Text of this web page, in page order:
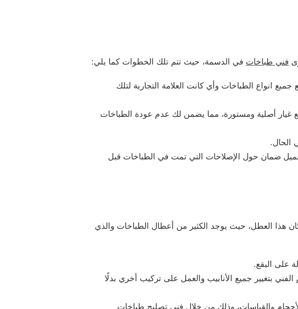
فني طباخات في الدسمة، حيث تتم تلك الخطوات كما يلي:
انواع الطباخات وأي كانت العلامة التجارية لتلك
غيار أصلية ومستورة، مما يضمن لك عدم عودة الطباخات
الحال.
ضمان حول الإصلاحات التي تمت في الطباخات قبل
هذا العطل، حيث يوجد الكثير من أعطال الطباخات والذي
على البقع.
بتغيير جميع الأنابيب والعمل على تركيب أخري بدلًا
والقياسات، وذلك من خلال فني تصليح طباخات